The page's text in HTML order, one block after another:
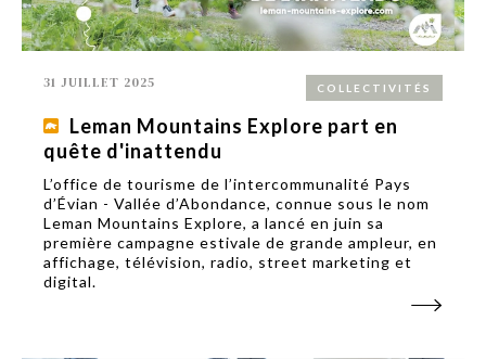
COLLECTIVITÉS
31 JUILLET 2025
Leman Mountains Explore part en
quête d'inattendu
L’office de tourisme de l’intercommunalité Pays
d’Évian - Vallée d’Abondance, connue sous le nom
Leman Mountains Explore, a lancé en juin sa
première campagne estivale de grande ampleur, en
affichage, télévision, radio, street marketing et
digital.